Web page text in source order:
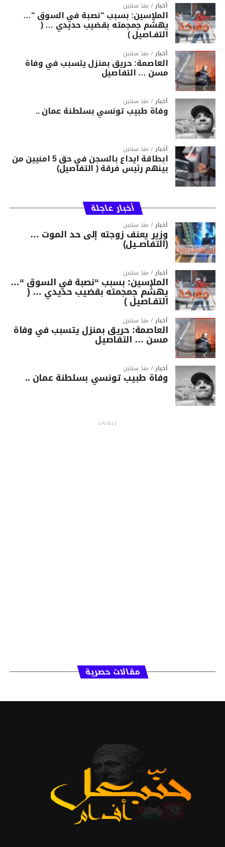
أخبار منذ سنتين
الملاسين: بسبب “نصبة في السوق “…
يهشّم جمجمته بقضيب حديدي … (
التفـاصيل )
أخبار منذ سنتين
العاصمة: حريق بمنزل يتسبب في وفاة
مسن … التفاصيل
أخبار منذ سنتين
وفاة طبيب تونسي بسلطنة عمان ..
أخبار منذ سنتين
ابطاقة ايداع بالسجن في حق 5 امنيين من
بينهم رئيس فرقة ( التفاصيل)
أخبار عاجلة
أخبار منذ سنتين
وزير يعنف زوجته إلى حد الموت …
(التفاصــيل)
أخبار منذ سنتين
الملاسين: بسبب “نصبة في السوق “…
يهشّم جمجمته بقضيب حديدي … (
التفـاصيل )
أخبار منذ سنتين
العاصمة: حريق بمنزل يتسبب في وفاة
مسن … التفاصيل
أخبار منذ سنتين
وفاة طبيب تونسي بسلطنة عمان ..
إعلانات
مقالات حصرية